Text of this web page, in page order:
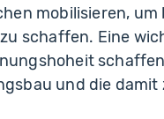
mobilisieren, um
schaffen. Eine
und die